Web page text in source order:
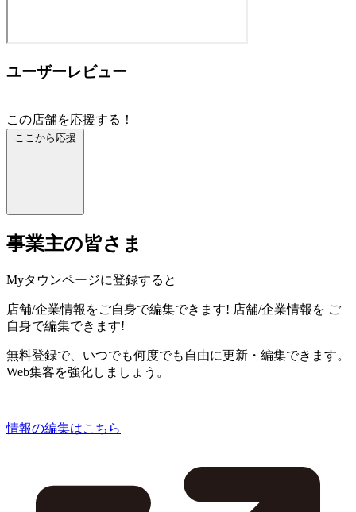
ユーザーレビュー
この店舗を応援する！
ここから応援
事業主の皆さま
Myタウンページに登録すると
店舗/企業情報をご自身で編集できます! 店舗/企業情報を ご
自身で編集できます!
無料登録で、いつでも何度でも自由に更新・編集できます。
Web集客を強化しましょう。
情報の編集はこちら